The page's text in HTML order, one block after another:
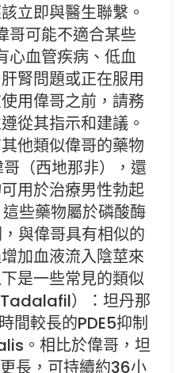
立即與醫生聯繫。
哥可能不適合某些
心血管疾病、低血
腎問題或正在服用
用偉哥之前，請務
從其指示和建議。
他類似偉哥的藥物
（西地那非），還
用於治療男性勃起
些藥物屬於磷酸酶
與偉哥具有相似的
加血液流入陰莖來
是一些常見的類似
）：坦丹那
間較長的PDE5抑制
。相比於偉哥，坦
長，可持續約36小